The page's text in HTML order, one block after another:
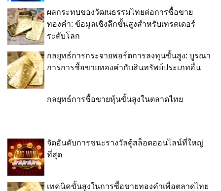
ผลกระทบของวัฒนธรรมไทยต่อการซื้อขาย
ทองคำ: ข้อมูลเชิงลึกขั้นสูงสำหรับเทรดเดอร์
ระดับโลก
กลยุทธ์การกระจายพอร์ตการลงทุนขั้นสูง: บูรณา
การการซื้อขายทองคำกับสินทรัพย์ประเภทอื่น
กลยุทธ์การซื้อขายหุ้นขั้นสูงในตลาดไทย
จัดอันดับการชนะรางวัลตู้สล็อตออนไลน์ที่ใหญ่
ที่สุด
เทคนิคขั้นสูงในการซื้อขายทองคำเพื่อตลาดไทย